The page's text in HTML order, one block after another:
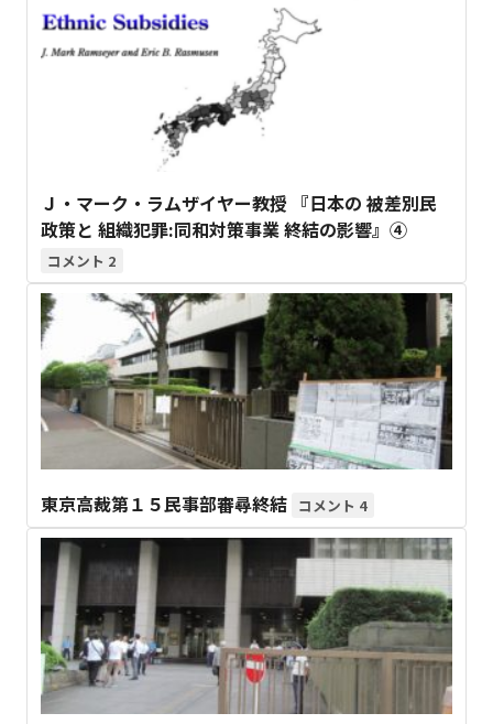
Ｊ・マーク・ラムザイヤー教授 『日本の 被差別民
政策と 組織犯罪:同和対策事業 終結の影響』④
2
東京高裁第１５民事部審尋終結 4